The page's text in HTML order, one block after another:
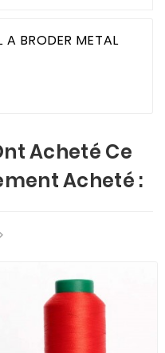
A BRODER METAL
Acheté Ce
Acheté :